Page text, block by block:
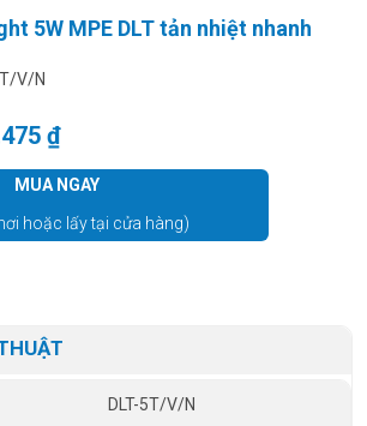
5W MPE DLT tản nhiệt nhanh
V/N
là: 135.300 ₫.
₫Giá hiện tại là: 101.475 ₫.
MUA NGAY
hoặc lấy tại cửa hàng)
DLT-5T/V/N